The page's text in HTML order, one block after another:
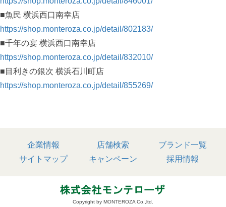
■魚民 横浜西口南幸店
https://shop.monteroza.co.jp/detail/802183/
■千年の宴 横浜西口南幸店
https://shop.monteroza.co.jp/detail/832010/
■目利きの銀次 横浜石川町店
https://shop.monteroza.co.jp/detail/855269/
企業情報 店舗検索
ブランド一覧
サイトマップ
キャンペーン 採用情報
Copyright by MONTEROZA Co.,ltd.